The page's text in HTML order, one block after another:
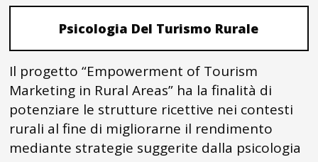
Psicologia Del Turismo Rurale
Il progetto “Empowerment of Tourism
Marketing in Rural Areas” ha la finalità di
potenziare le strutture ricettive nei contesti
rurali al fine di migliorarne il rendimento
mediante strategie suggerite dalla psicologia